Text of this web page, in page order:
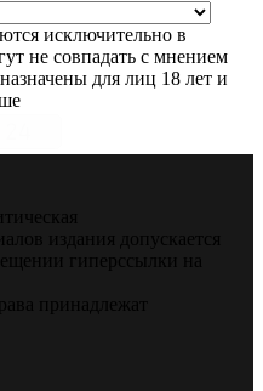
исключительно в
не совпадать с мнением
для лиц 18 лет и
издания допускается
гиперссылки на
принадлежат